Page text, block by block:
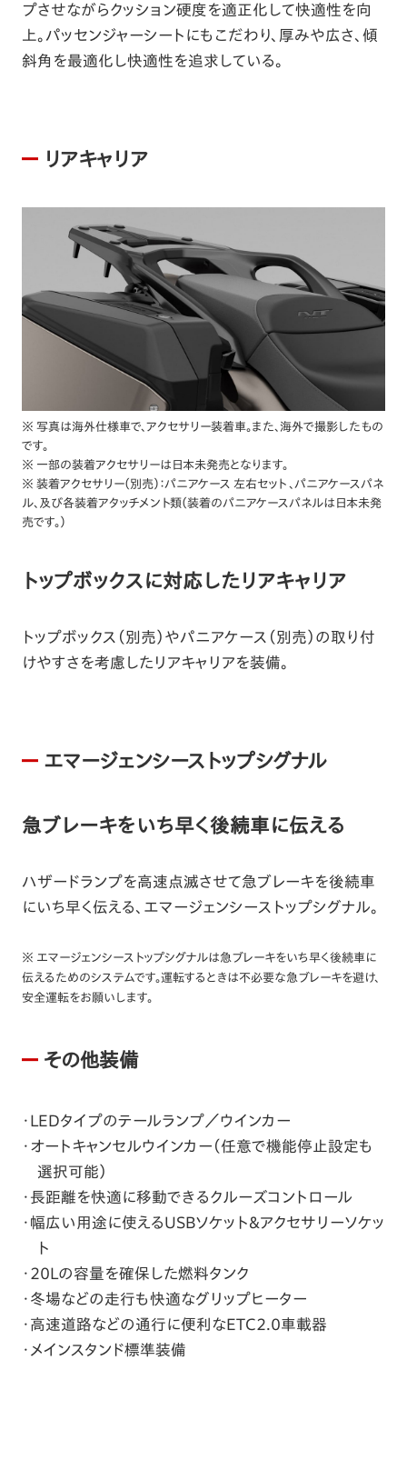
プさせながらクッション硬度を適正化して快適性を向
上。パッセンジャーシートにもこだわり、厚みや広さ、傾
斜角を最適化し快適性を追求している。
リアキャリア
※ 写真は海外仕様車で、アクセサリー装着車。また、海外で撮影したもの
です。
※ 一部の装着アクセサリーは日本未発売となります。
※ 装着アクセサリー（別売）：パニアケース 左右セット 、パニアケースパネ
ル、及び各装着アタッチメント類（装着のパニアケースパネルは日本未発
売です。）
トップボックスに対応したリアキャリア
トップボックス（別売）やパニアケース（別売）の取り付
けやすさを考慮したリアキャリアを装備。
エマージェンシーストップシグナル
急ブレーキをいち早く後続車に伝える
ハザードランプを高速点滅させて急ブレーキを後続車
にいち早く伝える、エマージェンシーストップシグナル。
※ エマージェンシーストップシグナルは急ブレーキをいち早く後続車に
伝えるためのシステムです。運転するときは不必要な急ブレーキを避け、
安全運転をお願いします。
その他装備
LEDタイプのテールランプ／ウインカー
オートキャンセルウインカー（任意で機能停止設定も
選択可能）
長距離を快適に移動できるクルーズコントロール
幅広い用途に使えるUSBソケット&アクセサリーソケッ
ト
20Lの容量を確保した燃料タンク
冬場などの走行も快適なグリップヒーター
高速道路などの通行に便利なETC2.0車載器
メインスタンド標準装備